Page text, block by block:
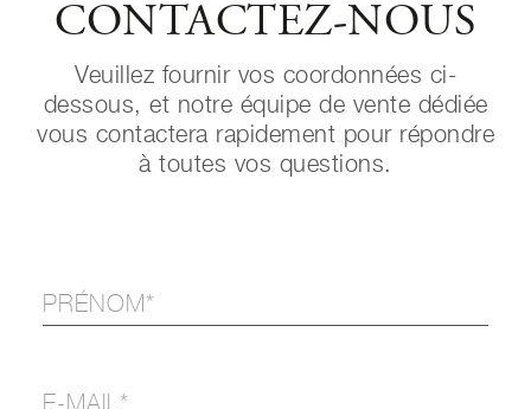
CONTACTEZ-NOUS
Veuillez fournir vos coordonnées ci-
dessous, et notre équipe de vente dédiée
vous contactera rapidement pour répondre
à toutes vos questions.